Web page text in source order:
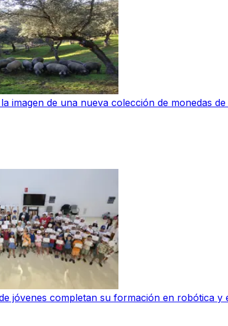
imagen de una nueva colección de monedas
jóvenes completan su formación en robótica y